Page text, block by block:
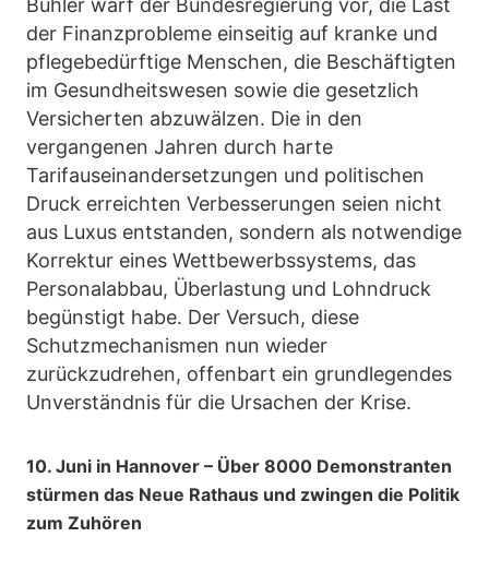
Bühler warf der Bundesregierung vor, die Last
der Finanzprobleme einseitig auf kranke und
pflegebedürftige Menschen, die Beschäftigten
im Gesundheitswesen sowie die gesetzlich
Versicherten abzuwälzen. Die in den
vergangenen Jahren durch harte
Tarifauseinandersetzungen und politischen
Druck erreichten Verbesserungen seien nicht
aus Luxus entstanden, sondern als notwendige
Korrektur eines Wettbewerbssystems, das
Personalabbau, Überlastung und Lohndruck
begünstigt habe. Der Versuch, diese
Schutzmechanismen nun wieder
zurückzudrehen, offenbart ein grundlegendes
Unverständnis für die Ursachen der Krise.
10. Juni in Hannover – Über 8000 Demonstranten
stürmen das Neue Rathaus und zwingen die Politik
zum Zuhören